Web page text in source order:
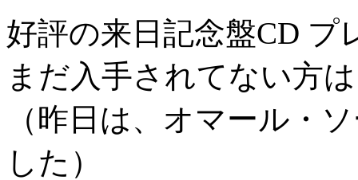
好評の来日記念盤CD
まだ入手されてない方
（昨日は、オマール・
した）